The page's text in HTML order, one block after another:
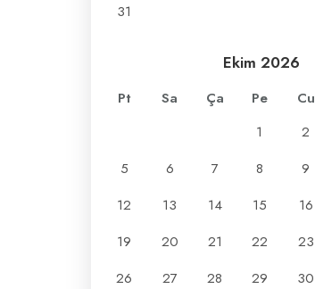
31
Ekim 2026
Pt Sa Ça Pe Cu
1
2
5
6 7 8 9
12
13 14 15 16
19
20 21 22 23
26
27 28 29 30